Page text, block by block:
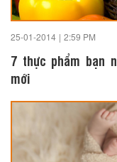
25-01-2014 | 2:59 PM
7 thực phẩm bạn
mới